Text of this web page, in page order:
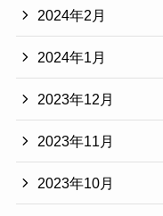
2024年2月
2024年1月
2023年12月
2023年11月
2023年10月